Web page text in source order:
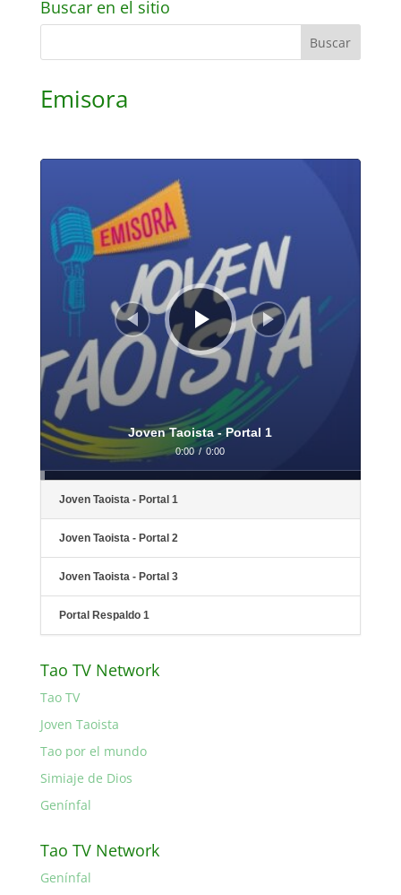
Buscar en el sitio
Emisora
Reproductor
Joven Taoista - Portal 1
0:00 / 0:00
Joven Taoista - Portal 1
Joven Taoista - Portal 2
Joven Taoista - Portal 3
Portal Respaldo 1
Tao TV Network
Tao TV
Joven Taoista
Tao por el mundo
Simiaje de Dios
Genínfal
Tao TV Network
Genínfal